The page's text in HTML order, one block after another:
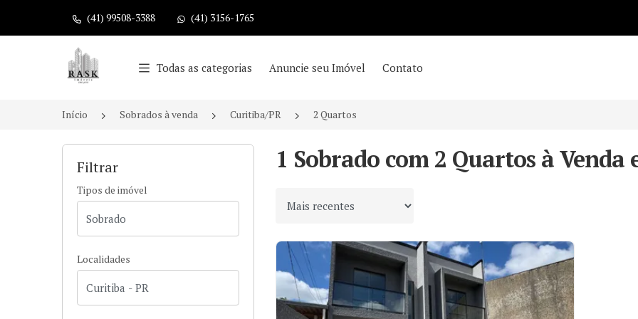
(41) 99508-3388 (41) 3156-1765
Página inicial
Todas as categorias Anuncie seu Imóvel Contato
Início Sobrados à venda Curitiba/PR 2 Quartos
Filtrar
Tipos de imóvel
Localidades
1 Sobrado com 2 Quartos à
Ordenar por